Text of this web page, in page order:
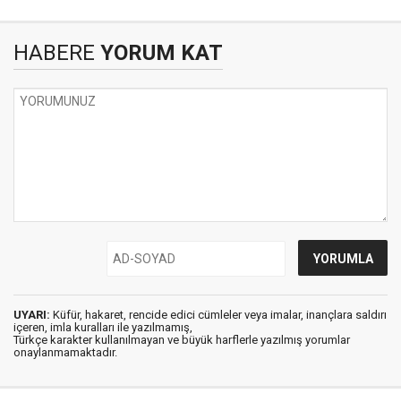
HABERE YORUM KAT
UYARI: Küfür, hakaret, rencide edici cümleler veya imalar, inançlara saldırı
içeren, imla kuralları ile yazılmamış,
Türkçe karakter kullanılmayan ve büyük harflerle yazılmış yorumlar
onaylanmamaktadır.